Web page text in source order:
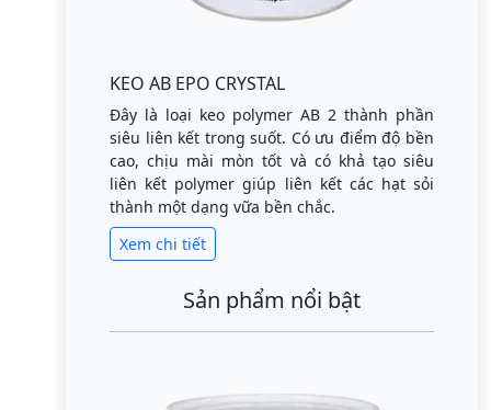
KEO AB EPO CRYSTAL
Đây là loại keo polymer AB 2 thành phần
siêu liên kết trong suốt. Có ưu điểm độ bền
cao, chịu mài mòn tốt và có khả tạo siêu
liên kết polymer giúp liên kết các hạt sỏi
thành một dạng vữa bền chắc.
Xem chi tiết
Sản phẩm nổi bật